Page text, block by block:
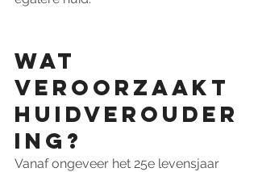
Wat
veroorzaakt
huidverouder
ing?
Vanaf ongeveer het 25e levensjaar